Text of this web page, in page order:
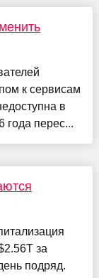
к сервисам
в
года перес...
за
подряд.